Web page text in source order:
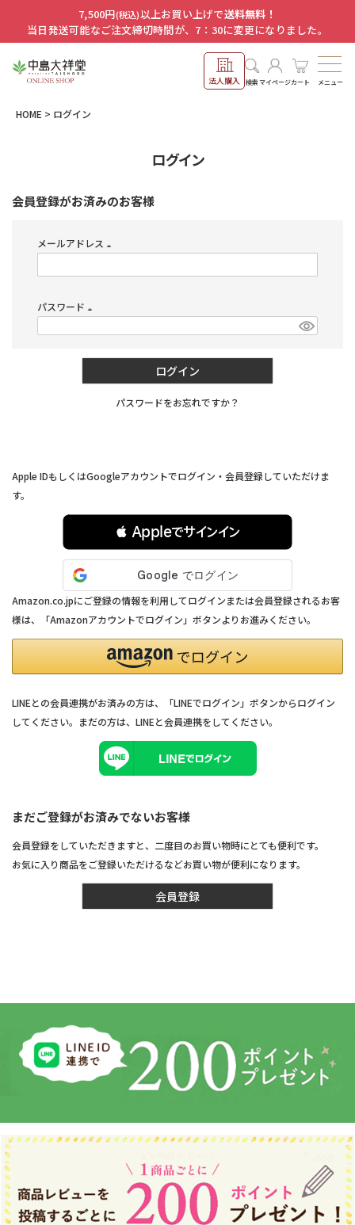
7,500円(税込)以上お買い上げで送料無料！
当日発送可能なご注文締切時間が、7：30に変更になりました。
法人購入 検索マイページカート メニュー
HOME ログイン
ログイン
会員登録がお済みのお客様
メールアドレス
パスワード
(必
ログイン
パスワードをお忘れですか？
Apple IDもしくはGoogleアカウントでログイン・会員登録していただけま
す。
 Appleでサインイン
Amazon.co.jpにご登録の情報を利用してログインまたは会員登録されるお客
様は、「Amazonアカウントでログイン」ボタンよりお進みください。
LINEとの会員連携がお済みの方は、「LINEでログイン」ボタンからログイン
してください。まだの方は、 LINEと会員連携をしてください。
まだご登録がお済みでないお客様
会員登録をしていただきますと、二度目のお買い物時にとても便利です。
お気に入り商品をご登録いただけるなどお買い物が便利になります。
会員登録